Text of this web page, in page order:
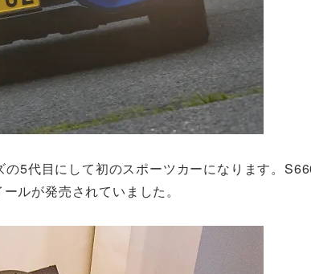
5代目にして初のスポーツカーになります。
ルが発売されていました。